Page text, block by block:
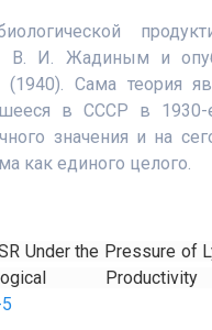
В. И. Жадиным и
Сама теория
в СССР в
значения и на
как единого целого.
Under the Pressure of